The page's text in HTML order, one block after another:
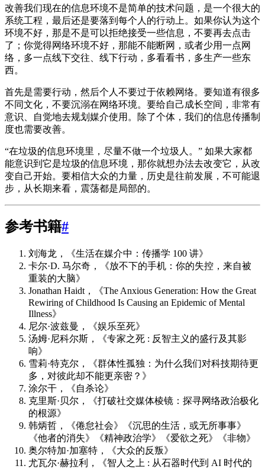
改善我们现在的信息环境不是简单的技术问题，是一个很大的
系统工程，最后还是要落到每个人的行动上。如果你认为这个
环境不好，那是不是可以拒绝接受一些信息，不要再去点击
了；你觉得网络环境不好，那能不能断网，或者少用一点网
络，多一点线下交往、线下行动，多看看书，多生产一些东
西。
首先是需要行动，然后个人不要过于依赖网络。要知道有很多
不同文化，不要沉溺在网络环境。要给自己成长空间，非常有
意识、自觉地去规划媒介使用。除了个体，我们的信息传播制
度也需要改善。
“在垃圾的信息环境里，尽量不做一个垃圾人。” 如果大家都
能意识到它是垃圾的信息环境，那你就想办法去改变它，从改
变自己开始。要相信大众的力量，历史是往前发展，不可能退
步，从长期来看，震荡都是局部的。
参考书籍#
刘海龙，《生活在媒介中：传播学 100 讲》
卡尔·D. 马尔奇，《放不下的手机：你的失控，来自被
重装的大脑》
Jonathan Haidt，《The Anxious Generation: How the Great
Rewiring of Childhood Is Causing an Epidemic of Mental
Illness》
尼尔·波兹曼，《娱乐至死》
汤姆·尼科尔斯，《专家之死 : 反智主义的盛行及其影
响》
雪莉·特克尔，《群体性孤独：为什么我们对科技期待更
多，对彼此却不能更亲密？》
涂尔干，《自杀论》
克里斯·贝尔，《打破社交媒体棱镜：探寻网络政治极化
的根源》
韩炳哲，《倦怠社会》《沉思的生活，或无所事事》
《他者的消失》《精神政治学》《爱欲之死》《非物》
奥尔特加·加塞特，《大众的反叛》
尤瓦尔·赫拉利，《智人之上 : 从石器时代到 AI 时代的